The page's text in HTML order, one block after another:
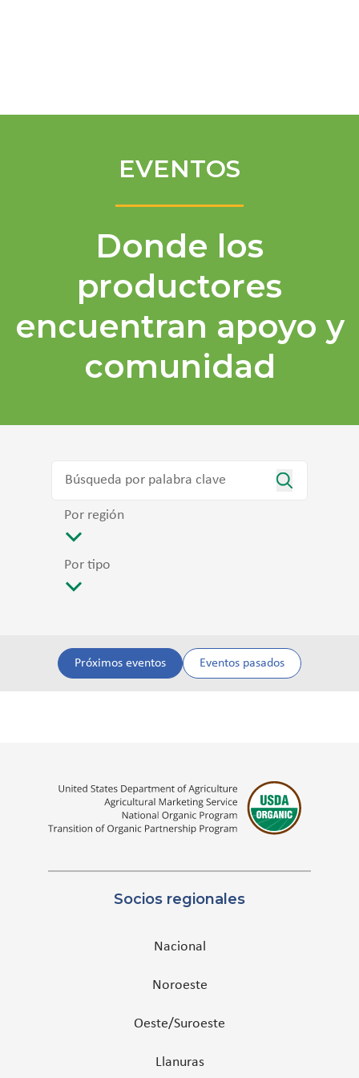
EVENTOS
Donde los
productores
encuentran apoyo y
comunidad
Por región
Por tipo
Próximos eventos Eventos pasados
Socios regionales
Nacional
Noroeste
Oeste/Suroeste
Llanuras